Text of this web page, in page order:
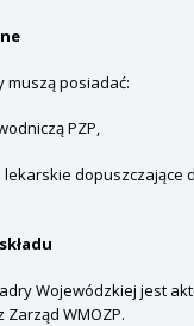
muszą posiadać:
PZP,
dopuszczające
Wojewódzkiej jest
WMOZP.